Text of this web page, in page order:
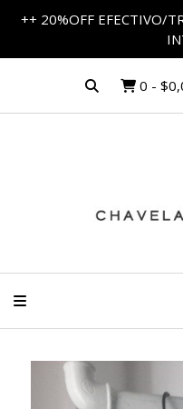
++ 20%OFF EFECTIVO/
0 -